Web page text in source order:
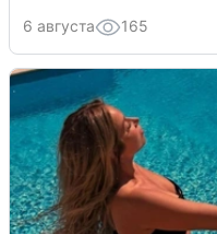
6 августа 165